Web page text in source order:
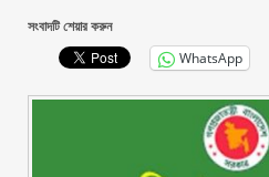
সংবাদটি শেয়ার করুন
WhatsApp